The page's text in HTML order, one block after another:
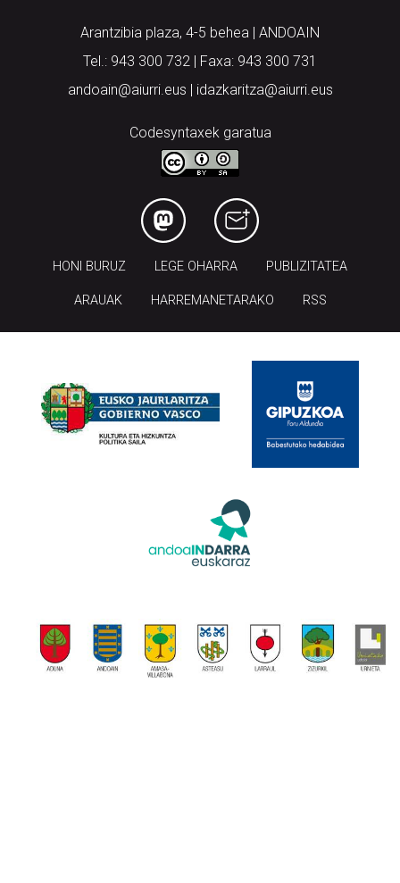
Arantzibia plaza, 4-5 behea | ANDOAIN
Tel.: 943 300 732 | Faxa: 943 300 731
andoain@aiurri.eus | idazkaritza@aiurri.eus
Codesyntaxek garatua
HONI BURUZ LEGE OHARRA PUBLIZITATEA
ARAUAK HARREMANETARAKO RSS